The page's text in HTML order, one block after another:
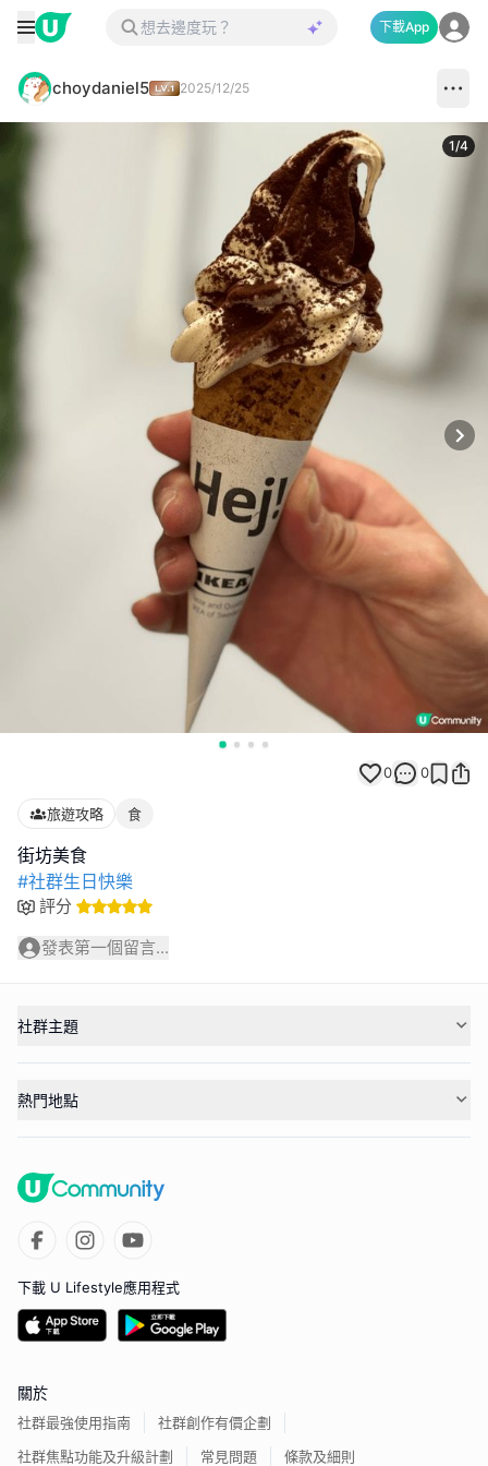
下載App
choydaniel5 2025/12/25
1/4
0 0
旅遊攻略 食
#社群生日快樂
評分
發表第一個留言...
社群主題
熱門地點
下載 U Lifestyle應用程式
關於
社群最強使用指南
社群創作有價企劃
社群焦點功能及升級計劃
常見問題 條款及細則